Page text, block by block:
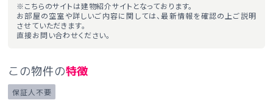
※こちらのサイトは建物紹介サイトとなっております。
お部屋の空室や詳しいご内容に関しては、最新情報を確認の上ご説明
させていただきます。
直接お問い合わせください。
この物件の特徴
保証人不要